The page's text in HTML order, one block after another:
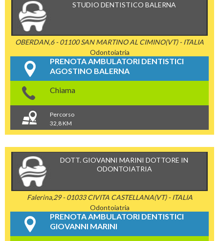
STUDIO DENTISTICO BALERNA
OBERDAN,6 - 01100 SAN MARTINO AL CIMINO(VT) - ITALIA
Odontoiatria
PRENOTA AMBULATORI DENTISTICI
AGOSTINO BALERNA
Chiama
Percorso
32,8 KM
DOTT. GIOVANNI MARINI DOTTORE IN
ODONTOIATRIA
Falerina,29 - 01033 CIVITA CASTELLANA(VT) - ITALIA
Odontoiatria
PRENOTA AMBULATORI DENTISTICI
GIOVANNI MARINI